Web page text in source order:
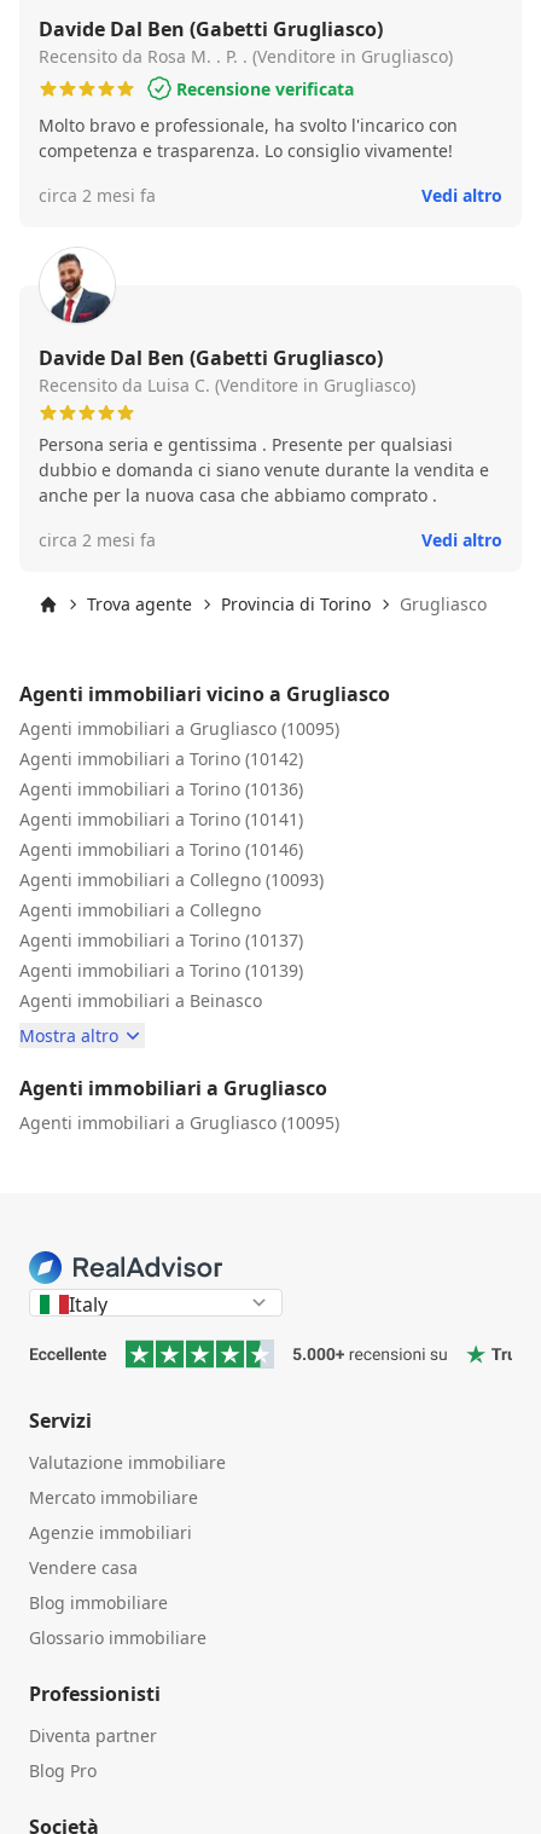
Davide Dal Ben (Gabetti Grugliasco)
Recensito da Rosa M. . P. . (Venditore in Grugliasco)
Recensione verificata
Molto bravo e professionale, ha svolto l'incarico con
competenza e trasparenza. Lo consiglio vivamente!
circa 2 mesi fa
Vedi altro
Davide Dal Ben (Gabetti Grugliasco)
Recensito da Luisa C. (Venditore in Grugliasco)
Persona seria e gentissima . Presente per qualsiasi
dubbio e domanda ci siano venute durante la vendita e
anche per la nuova casa che abbiamo comprato .
circa 2 mesi fa
Vedi altro
Trova agente Provincia di Torino Grugliasco
Agenti immobiliari vicino a Grugliasco
Agenti immobiliari a Grugliasco (10095)
Agenti immobiliari a Torino (10142)
Agenti immobiliari a Torino (10136)
Agenti immobiliari a Torino (10141)
Agenti immobiliari a Torino (10146)
Agenti immobiliari a Collegno (10093)
Agenti immobiliari a Collegno
Agenti immobiliari a Torino (10137)
Agenti immobiliari a Torino (10139)
Agenti immobiliari a Beinasco
Mostra altro
Agenti immobiliari a Grugliasco
Agenti immobiliari a Grugliasco (10095)
Italy
Servizi
Valutazione immobiliare
Mercato immobiliare
Agenzie immobiliari
Vendere casa
Blog immobiliare
Glossario immobiliare
Professionisti
Diventa partner
Blog Pro
Società